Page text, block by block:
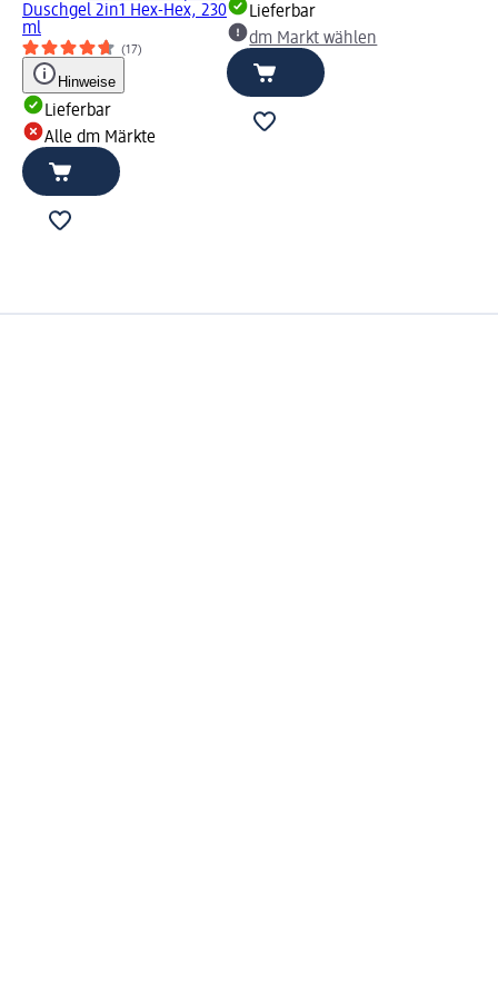
Duschgel 2in1 Hex-Hex, 230
ml
(17)
Hinweise
Lieferbar
Alle dm Märkte
Lieferbar
dm Markt wählen